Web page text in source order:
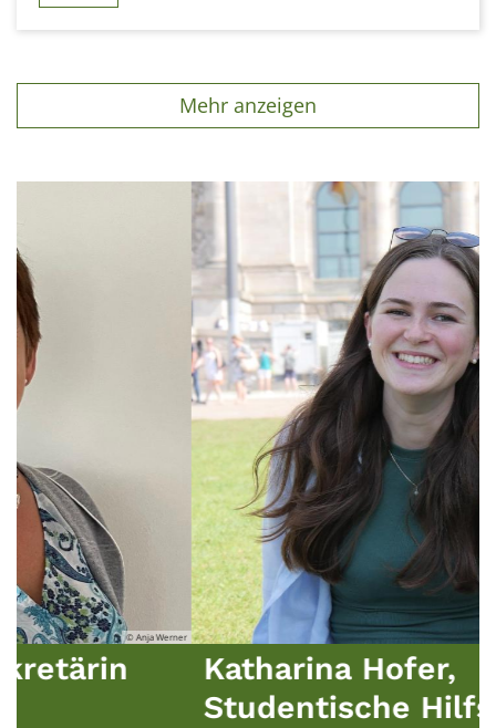
Mehr anzeigen
Oliver
© Kath
Hofer,
Hilfskraft